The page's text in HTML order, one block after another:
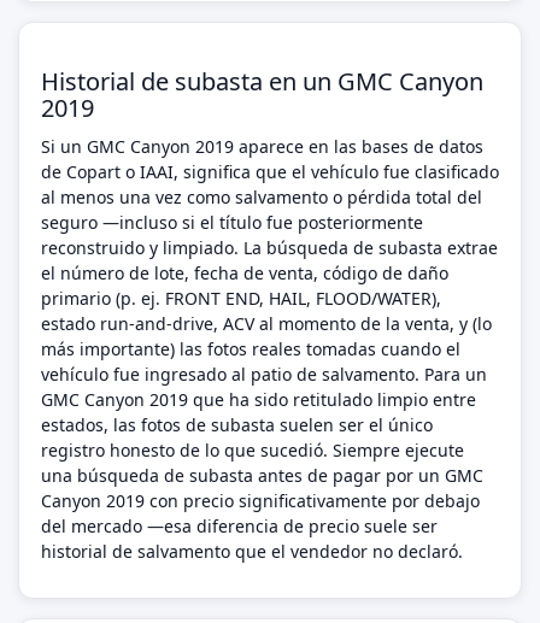
Historial de subasta en un GMC Canyon
2019
Si un GMC Canyon 2019 aparece en las bases de datos
de Copart o IAAI, significa que el vehículo fue clasificado
al menos una vez como salvamento o pérdida total del
seguro —incluso si el título fue posteriormente
reconstruido y limpiado. La búsqueda de subasta extrae
el número de lote, fecha de venta, código de daño
primario (p. ej. FRONT END, HAIL, FLOOD/WATER),
estado run-and-drive, ACV al momento de la venta, y (lo
más importante) las fotos reales tomadas cuando el
vehículo fue ingresado al patio de salvamento. Para un
GMC Canyon 2019 que ha sido retitulado limpio entre
estados, las fotos de subasta suelen ser el único
registro honesto de lo que sucedió. Siempre ejecute
una búsqueda de subasta antes de pagar por un GMC
Canyon 2019 con precio significativamente por debajo
del mercado —esa diferencia de precio suele ser
historial de salvamento que el vendedor no declaró.